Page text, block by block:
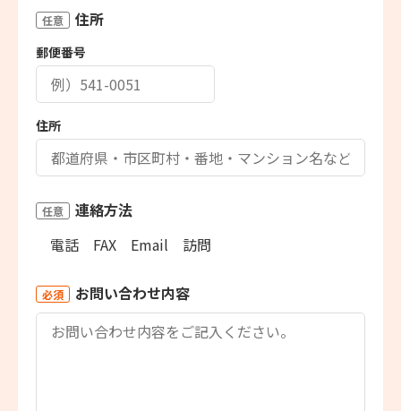
任意 住所
郵便番号
住所
任意
連絡方法
電話
FAX Email 訪問
必須 お問い合わせ内容